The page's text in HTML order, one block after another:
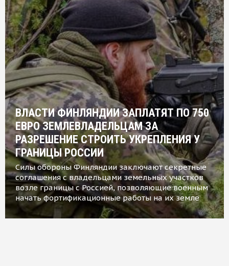
ВЛАСТИ ФИНЛЯНДИИ ЗАПЛАТЯТ ПО 750
ЕВРО ЗЕМЛЕВЛАДЕЛЬЦАМ ЗА
РАЗРЕШЕНИЕ СТРОИТЬ УКРЕПЛЕНИЯ У
ГРАНИЦЫ РОССИИ
Силы обороны Финляндии заключают секретные
соглашения с владельцами земельных участков
возле границы с Россией, позволяющие военным
начать фортификационные работы на их земле